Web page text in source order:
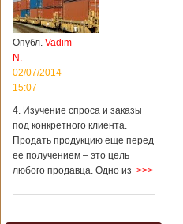
Опубл. Vadim
N.
02/07/2014 -
15:07
4. Изучение спроса и заказы
под конкретного клиента.
Продать продукцию еще перед
ее получением – это цель
любого продавца. Одно из >>>